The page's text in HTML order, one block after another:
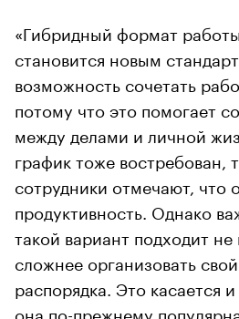
«Гибридный формат
становится новым
возможность сочетать
потому что это помогает
между делами и личной
график тоже востребован,
сотрудники отмечают, что
продуктивность. Однако
такой вариант подходит
сложнее организовать
распорядка. Это касается
она по-прежнему